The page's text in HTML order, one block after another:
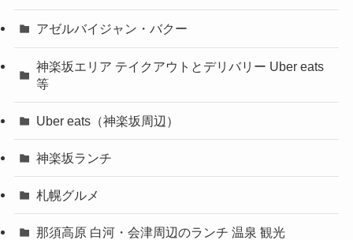
アゼルバイジャン・バクー
神楽坂エリア テイクアウトとデリバリー Uber eats
等
Uber eats（神楽坂周辺）
神楽坂ランチ
札幌グルメ
那須高原 白河・会津周辺のランチ 温泉 観光